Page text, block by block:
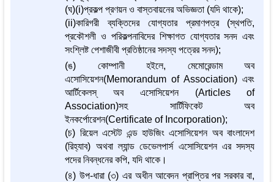
(ঘ)(i)প্রকল্প প্রণয়ন ও বাস্তবায়নের অভিজ্ঞতা (যদি থাকে);
(ii)কারিগরী ব্যক্তিদের যোগ্যতার প্রমাণপত্র (স্থপতি,
প্রকৌশলী ও পরিকল্পনাবিদের শিক্ষাগত যোগ্যতার সনদ এবং
সংশ্লিষ্ট পেশাজীবী প্রতিষ্ঠানের সদস্য পত্রের সনদ);
(ঙ) কোম্পানী হইলে, মেমোরেন্ডাম অব
এসোসিয়েশন(Memorandum of Association) এবং
আর্টিকেলস্‌ অব এসোসিয়েশন (Articles of
Association)সহ সার্টিফিকেট অব
ইনকর্পোরেশন(Certificate of Incorporation);
(চ) রিয়েল এস্টেট এন্ড হাউজিং এসোসিয়েশন অব বাংলাদেশ
(রিহ্যাব) অথবা ল্যান্ড ডেভেলপার্স এসোসিয়েশন এর সদস্য
পদের নিবন্ধনের কপি, যদি থাকে।
(৪) উপ-ধারা (৩) এর অধীন আবেদন প্রাপ্তির পর সরকার বা,